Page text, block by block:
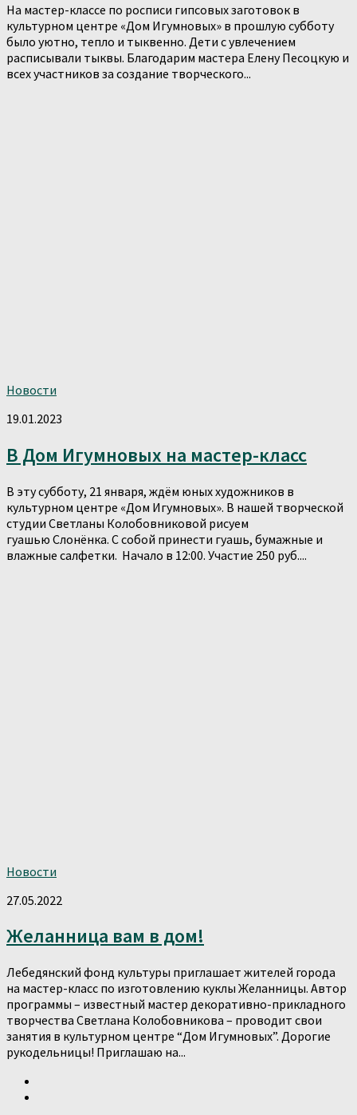
На мастер-классе по росписи гипсовых заготовок в
культурном центре «Дом Игумновых» в прошлую субботу
было уютно, тепло и тыквенно. Дети с увлечением
расписывали тыквы. Благодарим мастера Елену Песоцкую и
всех участников за создание творческого...
Новости
19.01.2023
В Дом Игумновых на мастер-класс
В эту субботу, 21 января, ждём юных художников в
культурном центре «Дом Игумновых». В нашей творческой
студии Светланы Колобовниковой рисуем
гуашью Слонëнка. С собой принести гуашь, бумажные и
влажные салфетки. Начало в 12:00. Участие 250 руб....
Новости
27.05.2022
Желанница вам в дом!
Лебедянский фонд культуры приглашает жителей города
на мастер-класс по изготовлению куклы Желанницы. Автор
программы – известный мастер декоративно-прикладного
творчества Светлана Колобовникова – проводит свои
занятия в культурном центре “Дом Игумновых”. Дорогие
рукодельницы! Приглашаю на...